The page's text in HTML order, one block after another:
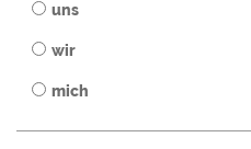
uns
wir
mich